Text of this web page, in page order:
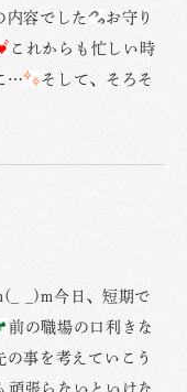
内容でした
お守り
これからも忙しい時
…
そして、そろそ
_)m今日、短期で
前の職場の口利きな
事を考えていこう
頑張らないといけな